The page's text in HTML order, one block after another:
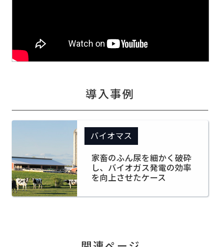
導入事例
バイオマス
家畜のふん尿を細かく破砕
し、バイオガス発電の効率
を向上させたケース